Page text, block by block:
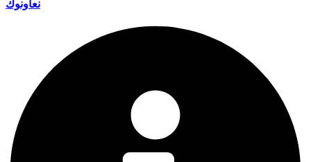
نعاونوك